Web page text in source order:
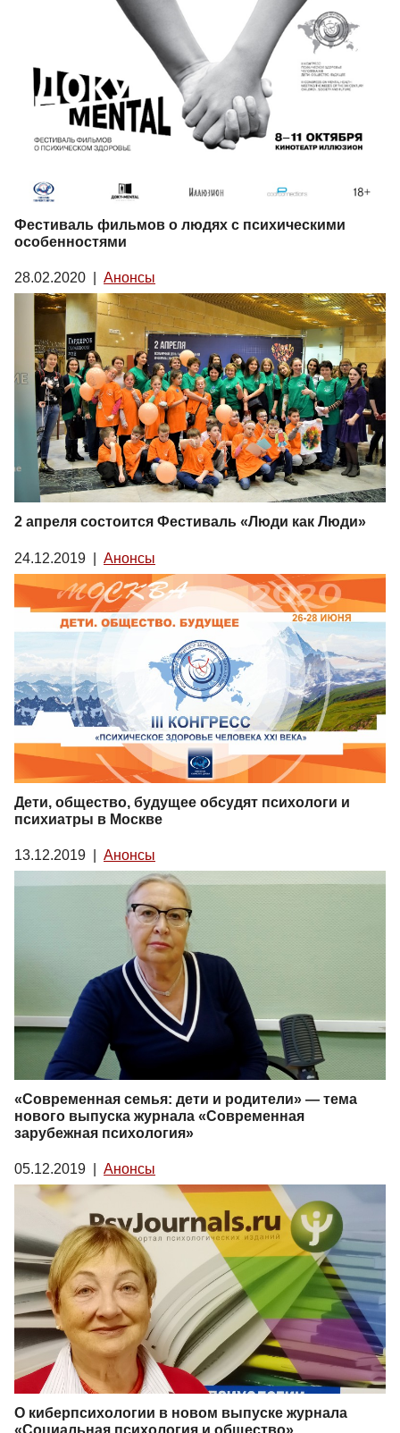
Фестиваль фильмов о людях с психическими
особенностями
28.02.2020 Анонсы
2 апреля состоится Фестиваль «Люди как Люди»
24.12.2019 Анонсы
Дети, общество, будущее обсудят психологи и
психиатры в Москве
13.12.2019 Анонсы
«Современная семья: дети и родители» — тема
нового выпуска журнала «Современная
зарубежная психология»
05.12.2019 Анонсы
О киберпсихологии в новом выпуске журнала